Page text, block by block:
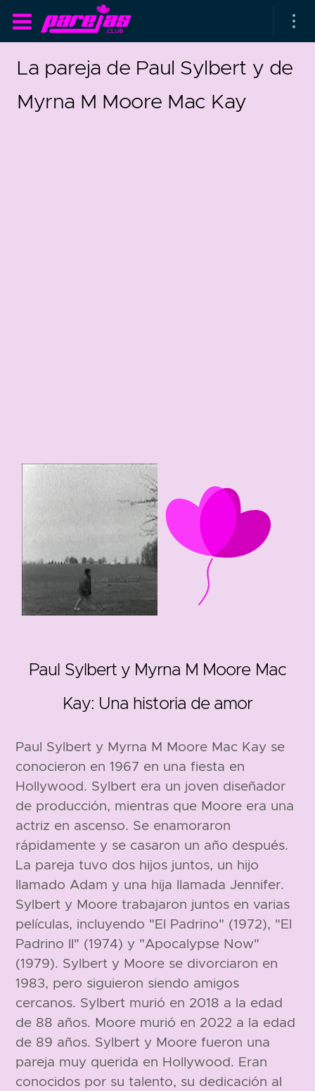
La pareja de Paul Sylbert y de
Myrna M Moore Mac Kay
Paul Sylbert y Myrna M Moore Mac
Kay: Una historia de amor
Paul Sylbert y Myrna M Moore Mac Kay se
conocieron en 1967 en una fiesta en
Hollywood. Sylbert era un joven diseñador
de producción, mientras que Moore era una
actriz en ascenso. Se enamoraron
rápidamente y se casaron un año después.
La pareja tuvo dos hijos juntos, un hijo
llamado Adam y una hija llamada Jennifer.
Sylbert y Moore trabajaron juntos en varias
películas, incluyendo "El Padrino" (1972), "El
Padrino II" (1974) y "Apocalypse Now"
(1979). Sylbert y Moore se divorciaron en
1983, pero siguieron siendo amigos
cercanos. Sylbert murió en 2018 a la edad
de 88 años. Moore murió en 2022 a la edad
de 89 años. Sylbert y Moore fueron una
pareja muy querida en Hollywood. Eran
conocidos por su talento, su dedicación al